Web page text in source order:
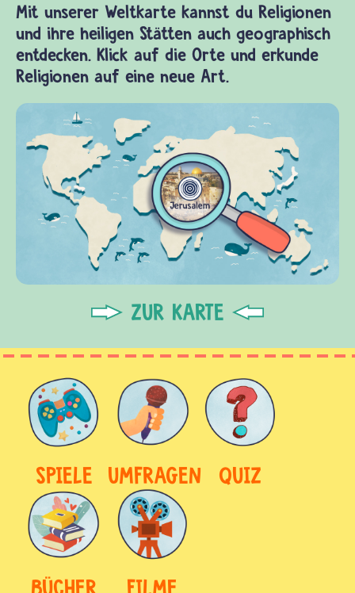
Mit unserer Weltkarte kannst du Religionen
und ihre heiligen Stätten auch geographisch
entdecken. Klick auf die Orte und erkunde
Religionen auf eine neue Art.
ZUR KARTE
SPIELE UMFRAGEN QUIZ